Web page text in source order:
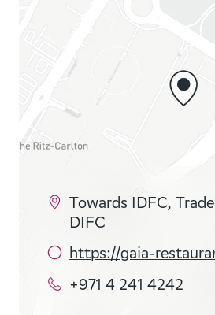
Towards IDFC,
DIFC
https://gaia-
+971 4 241 4242